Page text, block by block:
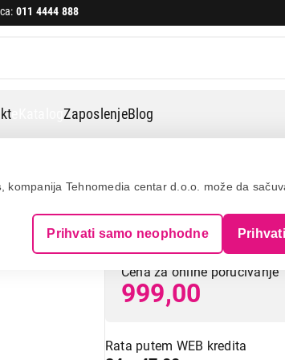
, kompanija Tehnomedia centar d.o.o. može da
Prihvati samo neophodne
011 4444 888
eKatalogZaposlenjeBlog
LEXA LX-1 Black
Cena za online poručivanje
999,00
Rata putem WEB kredita